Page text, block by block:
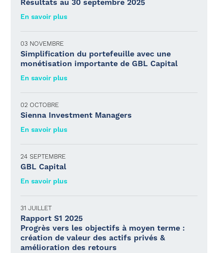
Résultats au 30 septembre 2025
En savoir plus
03 NOVEMBRE
Simplification du portefeuille avec une
monétisation importante de GBL Capital
En savoir plus
02 OCTOBRE
Sienna Investment Managers
En savoir plus
24 SEPTEMBRE
GBL Capital
En savoir plus
31 JUILLET
Rapport S1 2025
Progrès vers les objectifs à moyen terme :
création de valeur des actifs privés &
amélioration des retours